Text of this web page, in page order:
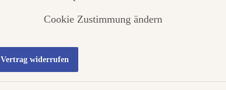
Cookie Zustimmung ändern
Vertrag widerrufen